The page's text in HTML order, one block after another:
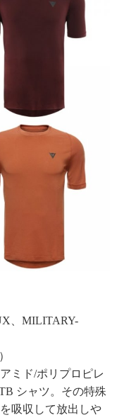
、MILITARY-
ミド/ポリプロピレ
シャツ。その特殊
吸収して放出しや